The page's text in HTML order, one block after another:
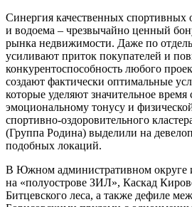
Синергия качественных спортивных
и водоема – чрезвычайно ценный
рынка недвижимости. Даже по
усиливают приток покупателей и
конкурентоспособность любого
создают фактически оптимальные
которые уделяют значительное
эмоциональному тонусу и
спортивно-оздоровительного
(Группа Родина) выделили на
подобных локаций.
В Южном административном округе
на «полуострове ЗИЛ», Каскад
Битцевского леса, а также дефиле